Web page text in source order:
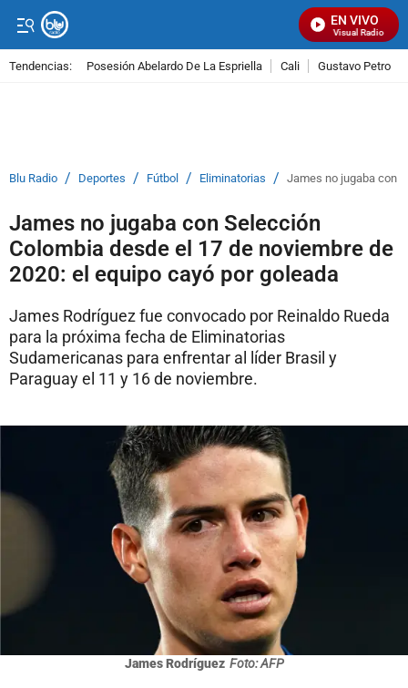
EN VIVO
Señal Visual Radio
Tendencias: Posesión Abelardo De La Espriella Cali Gustavo Petro
Blu Radio / Deportes / Fútbol / Eliminatorias / James no jugaba con
James no jugaba con Selección
Colombia desde el 17 de noviembre de
2020: el equipo cayó por goleada
James Rodríguez fue convocado por Reinaldo Rueda
para la próxima fecha de Eliminatorias
Sudamericanas para enfrentar al líder Brasil y
Paraguay el 11 y 16 de noviembre.
James Rodríguez Foto: AFP